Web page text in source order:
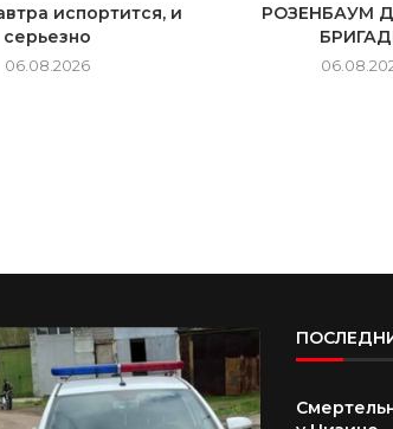
испортится, и
серьезно
06.08.2026
РОЗЕНБАУМ